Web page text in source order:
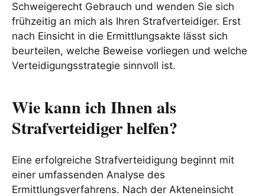
Schweigerecht Gebrauch und wenden Sie sich
frühzeitig an mich als Ihren Strafverteidiger. Erst
nach Einsicht in die Ermittlungsakte lässt sich
beurteilen, welche Beweise vorliegen und welche
Verteidigungsstrategie sinnvoll ist.
Wie kann ich Ihnen als
Strafverteidiger helfen?
Eine erfolgreiche Strafverteidigung beginnt mit
einer umfassenden Analyse des
Ermittlungsverfahrens. Nach der Akteneinsicht